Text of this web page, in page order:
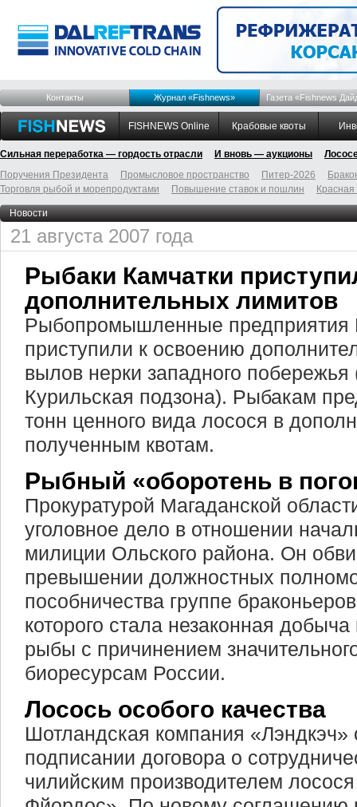
Контакты Журнал «Fishnews» Газета «Fishnews
FISHNEWS Online Крабовые квоты
Сильная переработка — гордость отрасли И вновь — аукционы
Поручения Президента
Промысловое пространство Питер-2026
Торговля рыбой и морепродуктами
Повышение ставок и пошлин
Новости
21 августа 2007 года
Рыбаки Камчатки
дополнительных лимитов
Рыбопромышленные предприятия
приступили к освоению
вылов нерки западного побережья
Курильская подзона). Рыбакам
тонн ценного вида лосося в
полученным квотам.
Рыбный «оборотень в
Прокуратурой Магаданской
уголовное дело в отношении
милиции Ольского района. Он
превышении должностных
пособничества группе
которого стала незаконная
рыбы с причинением
биоресурсам России.
Лосось особого качества
Шотландская компания «Лэндкэч»
подписании договора о
чилийским производителем